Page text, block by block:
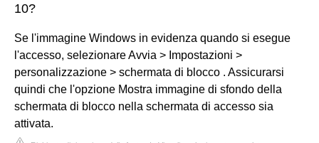
10?
Se l'immagine Windows in evidenza quando si esegue
l'accesso, selezionare Avvia > Impostazioni >
personalizzazione > schermata di blocco . Assicurarsi
quindi che l'opzione Mostra immagine di sfondo della
schermata di blocco nella schermata di accesso sia
attivata.